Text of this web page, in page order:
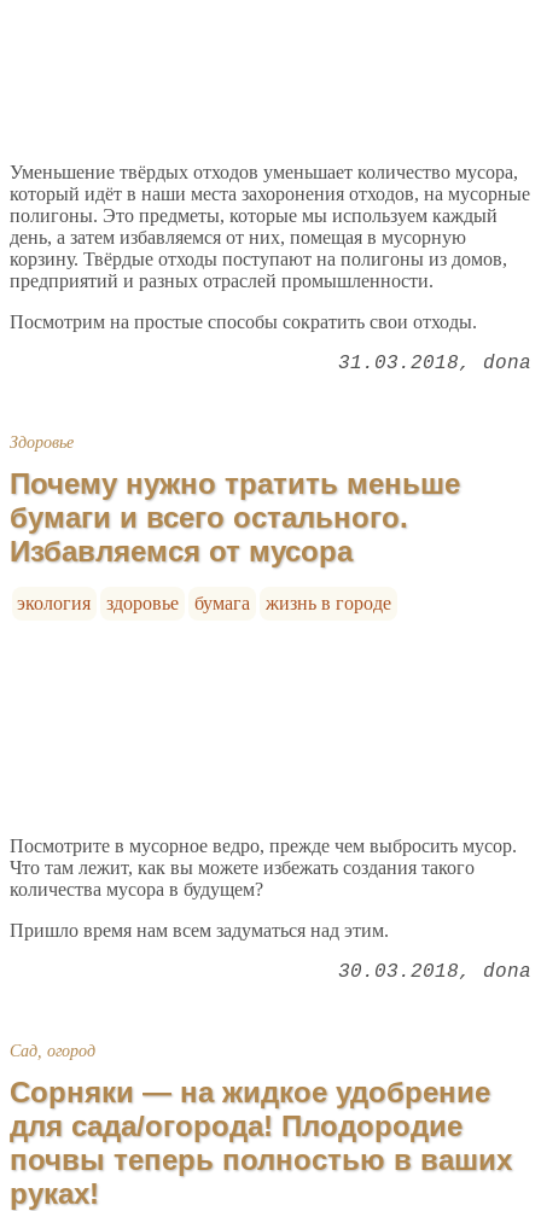
Уменьшение твёрдых отходов уменьшает количество мусора,
который идёт в наши места захоронения отходов, на мусорные
полигоны. Это предметы, которые мы используем каждый
день, а затем избавляемся от них, помещая в мусорную
корзину. Твёрдые отходы поступают на полигоны из домов,
предприятий и разных отраслей промышленности.
Посмотрим на простые способы сократить свои отходы.
31.03.2018 dona
Здоровье
Почему нужно тратить меньше
бумаги и всего остального.
Избавляемся от мусора
экология здоровье бумага жизнь в городе
Посмотрите в мусорное ведро, прежде чем выбросить мусор.
Что там лежит, как вы можете избежать создания такого
количества мусора в будущем?
Пришло время нам всем задуматься над этим.
30.03.2018 dona
Сад, огород
Сорняки — на жидкое удобрение
для сада/огорода! Плодородие
почвы теперь полностью в ваших
руках!